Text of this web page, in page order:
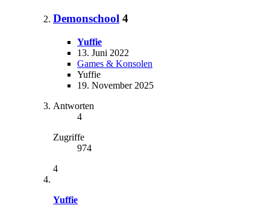
Demonschool 4
Yuffie
13. Juni 2022
Games & Konsolen
Yuffie
19. November 2025
Antworten
4
Zugriffe
974
4
Yuffie